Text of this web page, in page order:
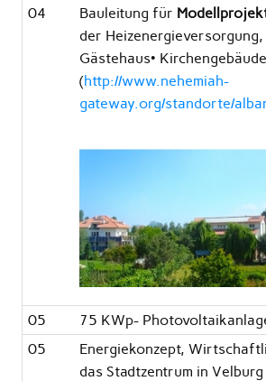
04
Bauleitung für
der
Gästehaus•
(http://www.nehemiah-
gateway.org/standorte/
05
75 KWp-
05
Energiekonzept,
das Stadtzentrum in